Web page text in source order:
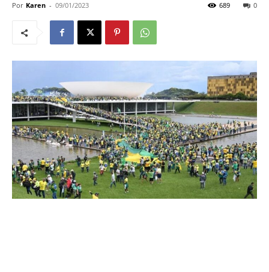
Por Karen - 09/01/2023 0
689